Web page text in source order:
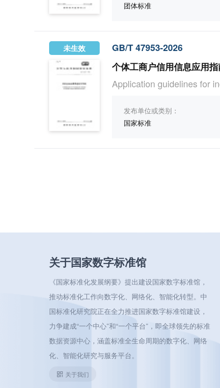
团体标准
未生效
GB/T 47953-2026
个体工商户信用信息应用
Application guidelines for
发布单位或类别：
国家标准
关于国家数字标准馆
《国家标准化发展纲要》提出建设国家数字标准馆，
推动标准化工作向数字化、网络化、智能化转型。中
国标准化研究院正在全力推进国家数字标准馆建设，
力争建成“一个中心”和“一个平台”，即全球领先的标准
数据资源中心，涵盖标准全生命周期的数字化、网络
化、智能化研究与服务平台。
关于我们